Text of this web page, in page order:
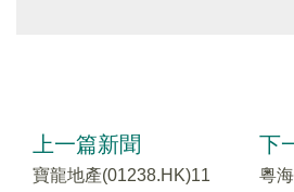
上一篇新聞
寶龍地產(01238.HK)11
下
粵